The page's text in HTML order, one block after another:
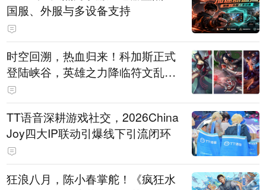
国服、外服与多设备支持
时空回溯，热血归来！科加斯正式
登陆峡谷，英雄之力降临符文乱
斗！
TT语音深耕游戏社交，2026China
Joy四大IP联动引爆线下引流闭环
狂浪八月，陈小春掌舵！《疯狂水